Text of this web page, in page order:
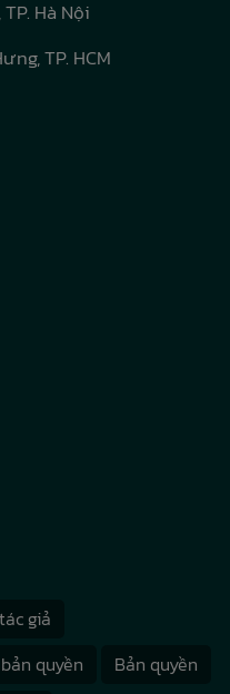
Hà Nội
TP. HCM
giả
quyền Bản quyền